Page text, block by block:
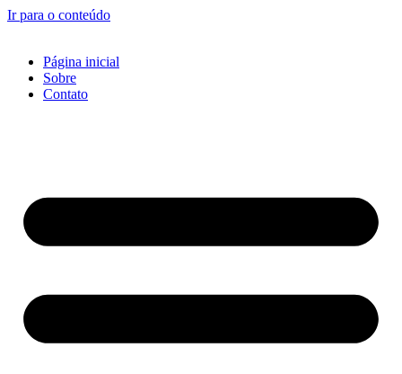
Ir para o conteúdo
Página inicial
Sobre
Contato